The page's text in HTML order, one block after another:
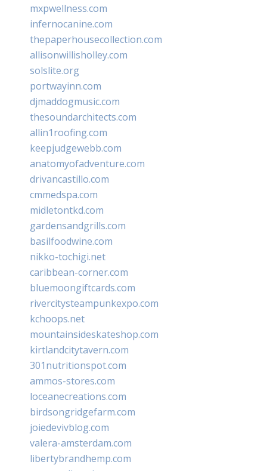
mxpwellness.com
infernocanine.com
thepaperhousecollection.com
allisonwillisholley.com
solslite.org
portwayinn.com
djmaddogmusic.com
thesoundarchitects.com
allin1roofing.com
keepjudgewebb.com
anatomyofadventure.com
drivancastillo.com
cmmedspa.com
midletontkd.com
gardensandgrills.com
basilfoodwine.com
nikko-tochigi.net
caribbean-corner.com
bluemoongiftcards.com
rivercitysteampunkexpo.com
kchoops.net
mountainsideskateshop.com
kirtlandcitytavern.com
301nutritionspot.com
ammos-stores.com
loceanecreations.com
birdsongridgefarm.com
joiedevivblog.com
valera-amsterdam.com
libertybrandhemp.com